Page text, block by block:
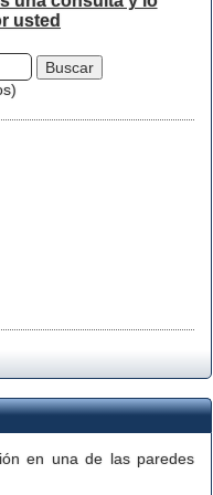
usted
en una de las paredes